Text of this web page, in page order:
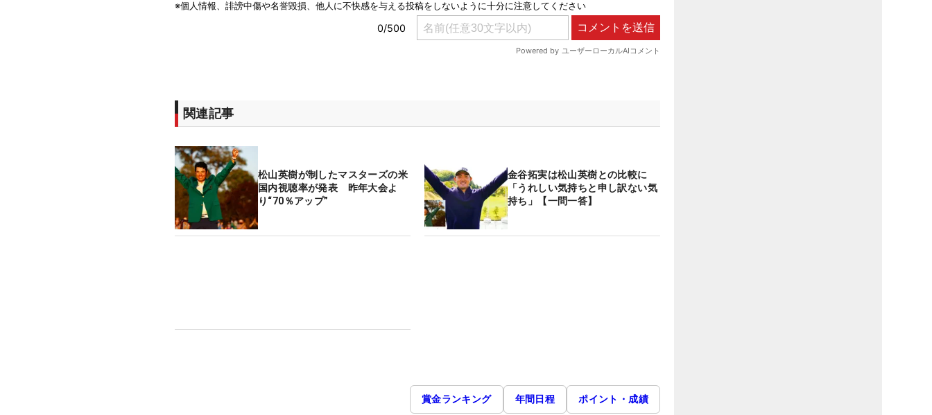
関連記事
松山英樹が制したマスターズの米
国内視聴率が発表 昨年大会よ
り“70％アップ”
金谷拓実は松山英樹との比較に
「うれしい気持ちと申し訳ない気
持ち」【一問一答】
賞金ランキング 年間日程 ポイント・成績